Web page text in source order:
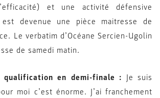
et une activité défensive
devenue une pièce maitresse de
Le verbatim d’Océane Sercien-Ugolin
de samedi matin.
en demi-finale : Je suis
moi c’est énorme. J’ai franchement